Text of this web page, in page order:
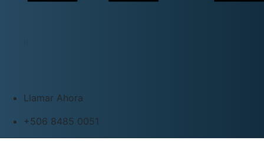
Llamar Ahora
+506 8485 0051